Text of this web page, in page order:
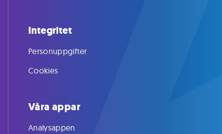
Integritet
Personuppgifter
Cookies
Våra appar
Analysappen